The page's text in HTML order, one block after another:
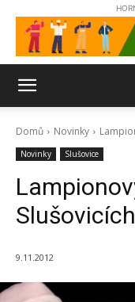
Domů Novinky
Novinky Slušovice
Slušovicích
9.11.2012